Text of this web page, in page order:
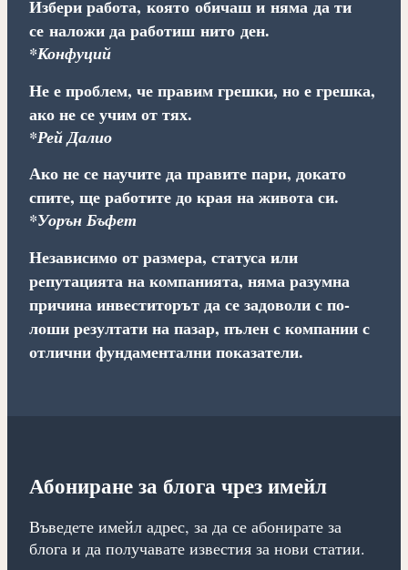
Избери работа, която обичаш и няма да ти
се наложи да работиш нито ден.
*Конфуций
Не е проблем, че правим грешки, но е грешка,
ако не се учим от тях.
*Рей Далио
Ако не се научите да правите пари, докато
спите, ще работите до края на живота си.
*Уорън Бъфет
Независимо от размера, статуса или
репутацията на компанията, няма разумна
причина инвеститорът да се задоволи с по-
лоши резултати на пазар, пълен с компании с
отлични фундаментални показатели.
Абониране за блога чрез имейл
Въведете имейл адрес, за да се абонирате за
блога и да получавате известия за нови статии.